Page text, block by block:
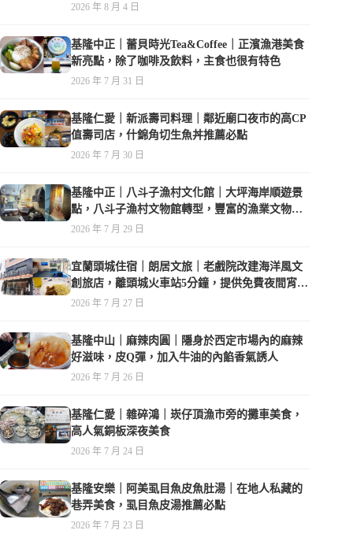
2026 年 8 月 4 日
基隆中正｜蕾貝時光Tea&Coffee｜正濱漁港美食
新亮點，除了咖啡及飲料，主食也很有特色
2026 年 7 月 31 日
基隆仁愛｜新派壽司料理｜鄰近廟口夜市的高CP
值壽司店，什錦角切生魚丼推薦必點
2026 年 7 月 30 日
基隆中正｜八斗子漁村文化館｜大坪海岸順遊景
點，八斗子漁村文物館轉型，豐富的漁業文物，
值得走訪
2026 年 7 月 29 日
宜蘭頭城住宿｜朗居文旅｜老戲院改建海洋風文
創旅店，離頭城火車站5分鐘，提供免費夜間宵
夜，親子遊戲空間
2026 年 7 月 27 日
基隆中山｜麻辣肉圓｜隱身於西定市場內的麻辣
好滋味，皮Q彈，加入牛油的內餡香氣誘人
2026 年 7 月 26 日
基隆仁愛｜雜碎鴻｜崁仔頂漁市旁的攤車美食，
高人氣銅板深夜美食
2026 年 7 月 24 日
基隆安樂｜阿美虱目魚皮魚肚湯｜在地人私藏的
巷弄美食，虱目魚皮湯推薦必點
2026 年 7 月 23 日